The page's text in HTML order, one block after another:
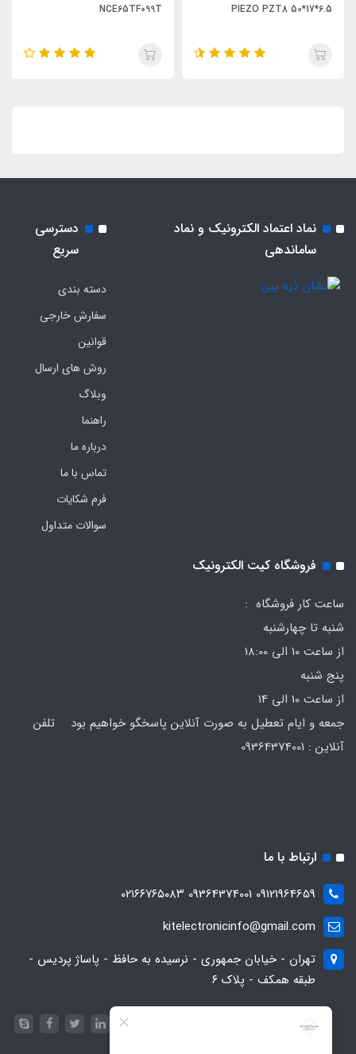
PIEZO PZT8 50*17*6.5
NCE65TF099T
نماد اعتماد الکترونیک و نماد
ساماندهی
دسترسی
سریع
دسته بندی
سفارش خارجی
قوانین
روش های ارسال
وبلاگ
راهنما
درباره ما
تماس با ما
فرم‌ شکایات
سوالات متداول
فروشگاه کیت الکترونیک
ساعت کار فروشگاه :
شنبه تا چهارشنبه
از ساعت 10 الی 18:00
پنج شنبه
از ساعت 10 الی 14
جمعه و ایام تعطیل به صورت آنلاین پاسخگو خواهیم بود تلفن
ارتباط با ما
09121964659 09364374001 ۰۲۱۶۶۷۶۵۰۸۳
kitelectronicinfo@gmail.com
تهران - خیابان جمهوری - نرسیده به حافظ - پاساژ پردیس -
طبقه همکف - پلاک ۶